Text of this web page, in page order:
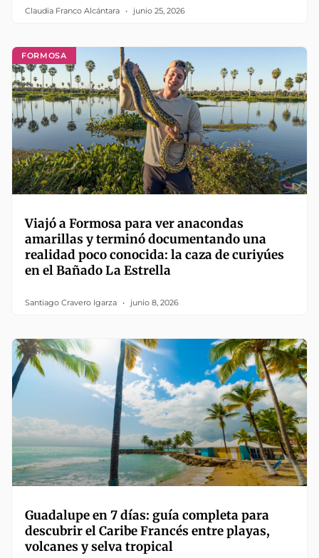
Claudia Franco Alcántara junio 25, 2026
FORMOSA
Viajó a Formosa para ver anacondas
amarillas y terminó documentando una
realidad poco conocida: la caza de curiyúes
en el Bañado La Estrella
Santiago Cravero Igarza junio 8, 2026
Guadalupe en 7 días: guía completa para
descubrir el Caribe Francés entre playas,
volcanes y selva tropical